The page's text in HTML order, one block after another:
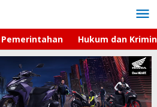
Pemerintahan Hukum dan